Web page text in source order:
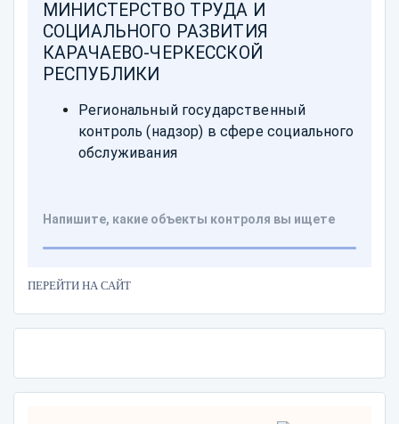
ПЕРЕЙТИ НА САЙТ